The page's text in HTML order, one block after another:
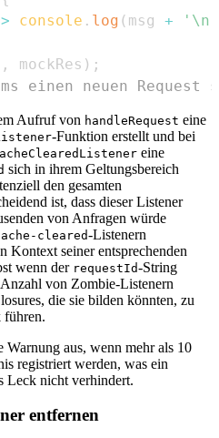
console . log ( msg +
'\n'
, mockRes ) ;
einen neuen Request
Aufruf von handleRequest eine
-Funktion erstellt und bei
eine
sich in ihrem Geltungsbereich
den gesamten
ist, dass dieser Listener
von Anfragen würde
cleared-Listenern
Kontext seiner entsprechenden
wenn der requestId-String
von Zombie-Listenern
die sie bilden könnten, zu
führen.
Warnung aus, wenn mehr als 10
registriert werden, was ein
Leck nicht verhindert.
entfernen